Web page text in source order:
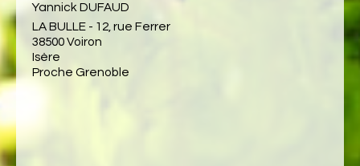
Yannick DUFAUD
LA BULLE - 12, rue Ferrer
38500 Voiron
Isère
Proche Grenoble